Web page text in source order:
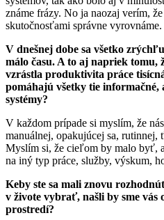
známe frázy. No ja naozaj verím,
skutočnosťami správne vyrovnáme.
V dnešnej dobe sa všetko
málo času. A to aj napriek tomu,
vzrástla produktivita práce
pomáhajú všetky tie informačné,
systémy?
V každom prípade si myslím, že
manuálnej, opakujúcej sa,
Myslím si, že cieľom by malo byť,
na iný typ práce, služby, výskum,
Keby ste sa mali znovu
v živote vybrať, našli by sme vás
prostredí?